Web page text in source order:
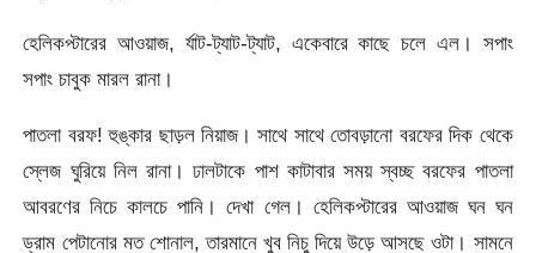
হেলিকপ্টারের আওয়াজ, র্যাট-ট্যাট-ট্যাট, একেবারে কাছে চলে এল। সপাং
সপাং চাবুক মারল রানা।
পাতলা বরফ! হুঙ্কার ছাড়ল নিয়াজ। সাথে সাথে তোবড়ানো বরফের দিক থেকে
স্লেজ ঘুরিয়ে নিল রানা। ঢালটাকে পাশ কাটাবার সময় স্বচ্ছ বরফের পাতলা
আবরণের নিচে কালচে পানি। দেখা গেল। হেলিকপ্টারের আওয়াজ ঘন ঘন
ড্রাম পেটানোর মত শোনাল, তারমানে খুব নিচু দিয়ে উড়ে আসছে ওটা। সামনে